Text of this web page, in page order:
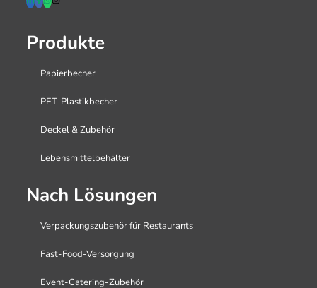
Produkte
Papierbecher
PET-Plastikbecher
Deckel & Zubehör
Lebensmittelbehälter
Nach Lösungen
Verpackungszubehör für Restaurants
Fast-Food-Versorgung
Event-Catering-Zubehör